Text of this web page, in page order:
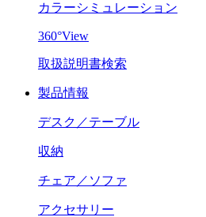
カラーシミュレーション
360°View
取扱説明書検索
製品情報
デスク／テーブル
収納
チェア／ソファ
アクセサリー